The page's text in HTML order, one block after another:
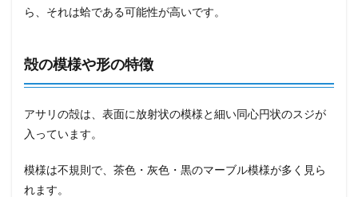
ら、それは蛤である可能性が高いです。
殻の模様や形の特徴
アサリの殻は、表面に放射状の模様と細い同心円状のスジが
入っています。
模様は不規則で、茶色・灰色・黒のマーブル模様が多く見ら
れます。